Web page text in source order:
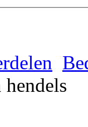
hendels